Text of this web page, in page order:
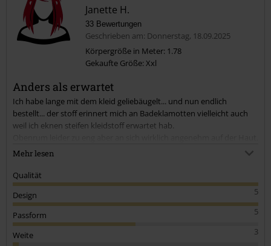
Kommentar jetzt abschicken!
Janette H.
33 Bewertungen
Geschrieben am: Donnerstag, 18.09.2025
Körpergröße in Meter: 1.78
Gekaufte Größe: Xxl
Anders als erwartet
Ich habe lange mit dem kleid geliebäugelt... und nun endlich
bestellt... der stoff erinnert mich an Badeklamotten vielleicht auch
weil ich eknen steifen kleidstoff erwartet hab.
Taschen sind super gearbeitet.
klare Empfehlung
Mehr lesen
Qualität
5
Design
5
Passform
3
Weite